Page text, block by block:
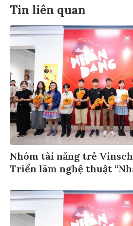
Tin liên quan
Nhóm tài năng trẻ
Triển lãm nghệ thuật